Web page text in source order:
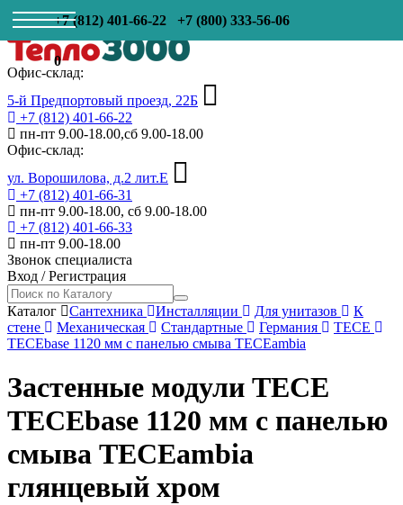
+7 (812) 401-66-22 +7 (800) 333-56-06
0
Офис-склад:
5-й Предпортовый проезд, 22Б
+7 (812) 401-66-22
пн-пт 9.00-18.00,сб 9.00-18.00
Офис-склад:
ул. Ворошилова, д.2 лит.Е
+7 (812) 401-66-31
пн-пт 9.00-18.00, сб 9.00-18.00
+7 (812) 401-66-33
пн-пт 9.00-18.00
Звонок специалиста
Вход /Регистрация
Каталог Сантехника Инсталляции Для унитазов
К
стене
Механическая Стандартные Германия
TECE
TECEbase 1120 мм c панелью смыва ТЕСЕambia
Застенные модули TECE
TECEbase 1120 мм c панелью
смыва ТЕСЕambia
глянцевый хром